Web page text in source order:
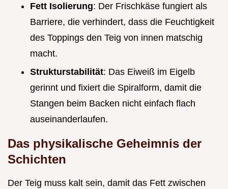
Fett Isolierung: Der Frischkäse fungiert als
Barriere, die verhindert, dass die Feuchtigkeit
des Toppings den Teig von innen matschig
macht.
Strukturstabilität: Das Eiweiß im Eigelb
gerinnt und fixiert die Spiralform, damit die
Stangen beim Backen nicht einfach flach
auseinanderlaufen.
Das physikalische Geheimnis der
Schichten
Der Teig muss kalt sein, damit das Fett zwischen